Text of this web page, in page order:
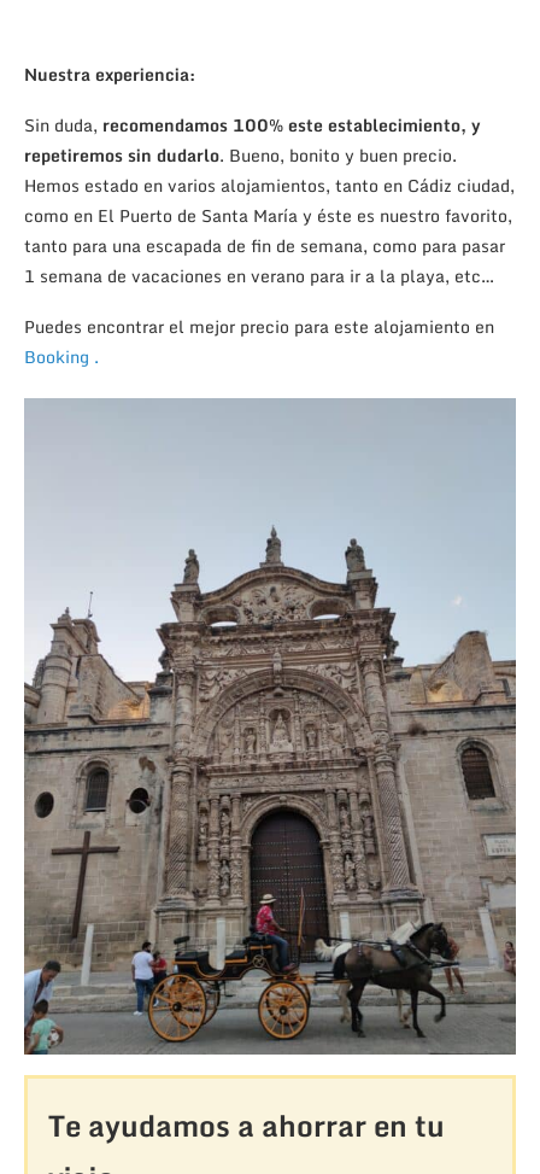
Nuestra experiencia:
Sin duda, recomendamos 100% este establecimiento, y
repetiremos sin dudarlo. Bueno, bonito y buen precio.
Hemos estado en varios alojamientos, tanto en Cádiz ciudad,
como en El Puerto de Santa María y éste es nuestro favorito,
tanto para una escapada de fin de semana, como para pasar
1 semana de vacaciones en verano para ir a la playa, etc…
Puedes encontrar el mejor precio para este alojamiento en
Booking .
Te ayudamos a ahorrar en tu